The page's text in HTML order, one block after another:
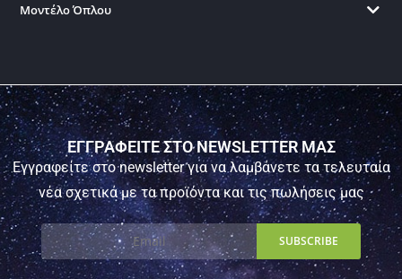
Μοντέλο Όπλου
ΕΓΓΡΑΦΕΙΤΕ ΣΤΟ NEWSLETTER ΜΑΣ
Εγγραφείτε στο newsletter για να λαμβάνετε τα τελευταία
νέα σχετικά με τα προϊόντα και τις πωλήσεις μας